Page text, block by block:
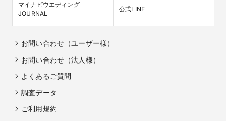
マイナビウエディング
JOURNAL
公式LINE
お問い合わせ（ユーザー様）
お問い合わせ（法人様）
よくあるご質問
調査データ
ご利用規約